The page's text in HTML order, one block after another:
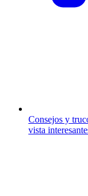
Consejos y
vista